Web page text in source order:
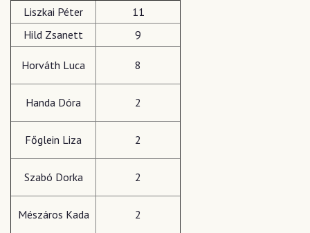
Liszkai Péter
11
Hild Zsanett
9
Horváth Luca 8
Handa Dóra 2
Főglein Liza 2
Szabó Dorka 2
Mészáros Kada 2